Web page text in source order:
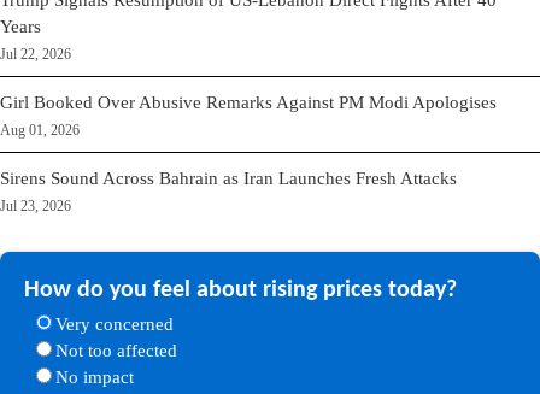
Years
Jul 22, 2026
Girl Booked Over Abusive Remarks Against PM Modi Apologises
Aug 01, 2026
Sirens Sound Across Bahrain as Iran Launches Fresh Attacks
Jul 23, 2026
How do you feel about rising prices today?
Very concerned
Not too affected
No impact